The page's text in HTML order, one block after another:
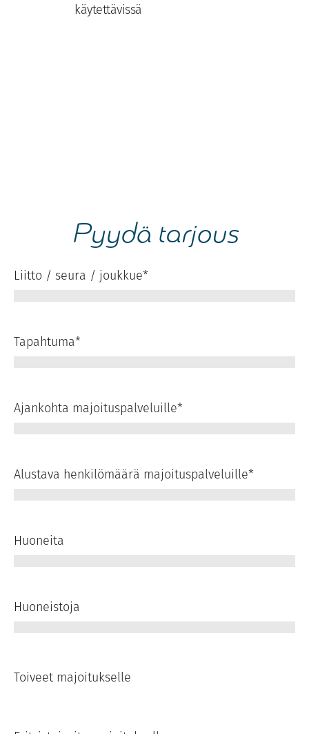
käytettävissä
Pyydä tarjous
Liitto / seura / joukkue*
Tapahtuma*
Ajankohta majoituspalveluille*
Alustava henkilömäärä majoituspalveluille*
Huoneita
Huoneistoja
Toiveet majoitukselle